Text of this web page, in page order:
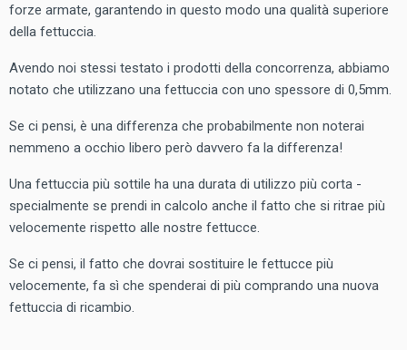
forze armate, garantendo in questo modo una qualità superiore
della fettuccia.
Avendo noi stessi testato i prodotti della concorrenza, abbiamo
notato che utilizzano una fettuccia con uno spessore di 0,5mm.
Se ci pensi, è una differenza che probabilmente non noterai
nemmeno a occhio libero però davvero fa la differenza!
Una fettuccia più sottile ha una durata di utilizzo più corta -
specialmente se prendi in calcolo anche il fatto che si ritrae più
velocemente rispetto alle nostre fettucce.
Se ci pensi, il fatto che dovrai sostituire le fettucce più
velocemente, fa sì che spenderai di più comprando una nuova
fettuccia di ricambio.